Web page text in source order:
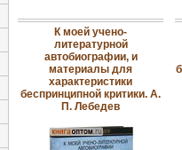
К моей учено-
литературной
автобиографии, и
материалы для
характеристики
беспринципной критики. А.
П. Лебедев